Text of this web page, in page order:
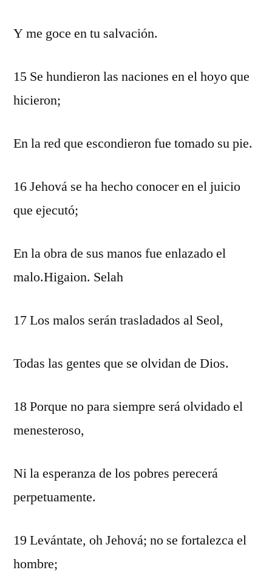
Y me goce en tu salvación.
15 Se hundieron las naciones en el hoyo que
hicieron;
En la red que escondieron fue tomado su pie.
16 Jehová se ha hecho conocer en el juicio
que ejecutó;
En la obra de sus manos fue enlazado el
malo.Higaion. Selah
17 Los malos serán trasladados al Seol,
Todas las gentes que se olvidan de Dios.
18 Porque no para siempre será olvidado el
menesteroso,
Ni la esperanza de los pobres perecerá
perpetuamente.
19 Levántate, oh Jehová; no se fortalezca el
hombre;